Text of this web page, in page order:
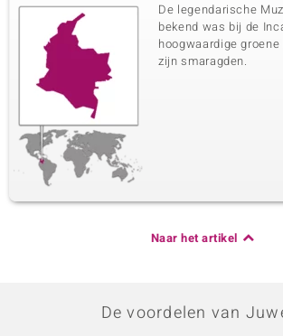
De legendarische
bekend was bij de
hoogwaardige
zijn smaragden.
Naar het artikel
De voordelen van